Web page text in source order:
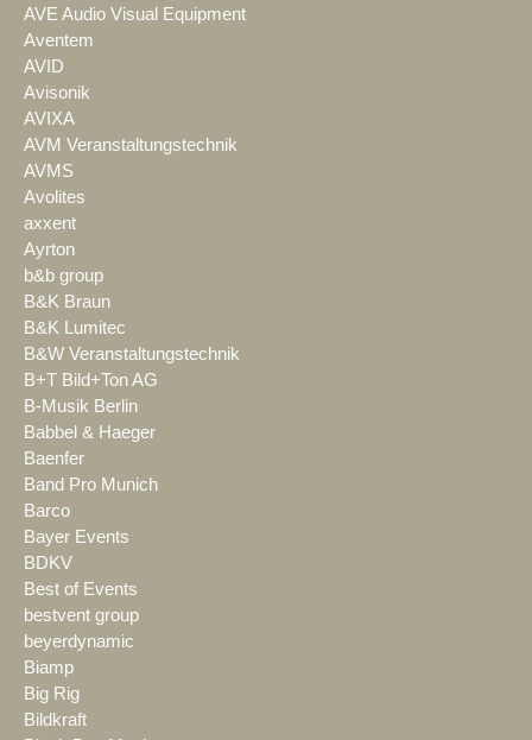
AVE Audio Visual Equipment
Aventem
AVID
Avisonik
AVIXA
AVM Veranstaltungstechnik
AVMS
Avolites
axxent
Ayrton
b&b group
B&K Braun
B&K Lumitec
B&W Veranstaltungstechnik
B+T Bild+Ton AG
B-Musik Berlin
Babbel & Haeger
Baenfer
Band Pro Munich
Barco
Bayer Events
BDKV
Best of Events
bestvent group
beyerdynamic
Biamp
Big Rig
Bildkraft